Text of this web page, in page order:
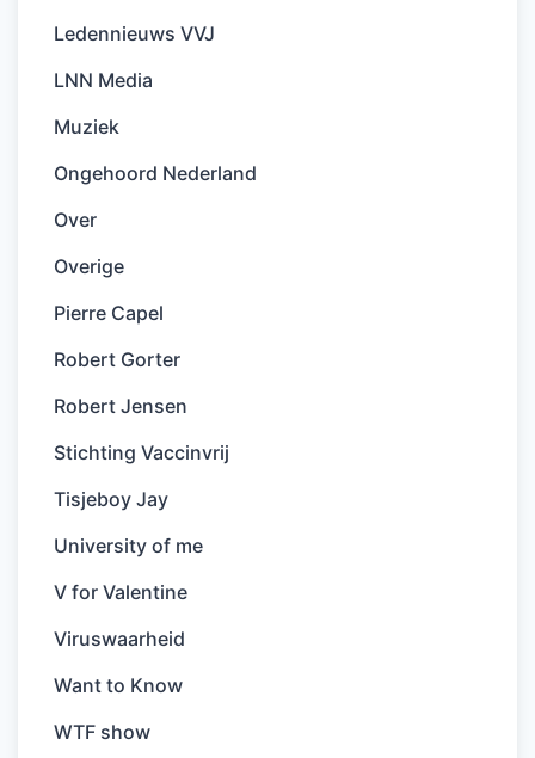
Ledennieuws VVJ
LNN Media
Muziek
Ongehoord Nederland
Over
Overige
Pierre Capel
Robert Gorter
Robert Jensen
Stichting Vaccinvrij
Tisjeboy Jay
University of me
V for Valentine
Viruswaarheid
Want to Know
WTF show